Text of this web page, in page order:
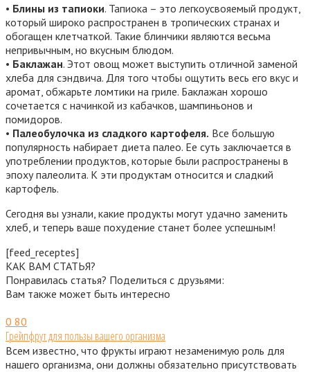
• Блины из тапиоки. Тапиока – это легкоусвояемый продукт,
который широко распространен в тропических странах и
обогащен клетчаткой. Такие блинчики являются весьма
непривычным, но вкусным блюдом.
• Баклажан. Этот овощ может выступить отличной заменой
хлеба для сэндвича. Для того чтобы ощутить весь его вкус и
аромат, обжарьте ломтики на гриле. Баклажан хорошо
сочетается с начинкой из кабачков, шампиньонов и
помидоров.
• Палеобулочка из сладкого картофеля. Все большую
популярность набирает диета палео. Ее суть заключается в
употреблении продуктов, которые были распространены в
эпоху палеолита. К эти продуктам относится и сладкий
картофель.
Сегодня вы узнали, какие продукты могут удачно заменить
хлеб, и теперь ваше похудение станет более успешным!
[feed_receptes]
КАК ВАМ СТАТЬЯ?
Понравилась статья? Поделиться с друзьями:
Вам также может быть интересно
0 80
Грейпфрут для пользы вашего организма
Всем известно, что фрукты играют незаменимую роль для
нашего организма, они должны обязательно присутствовать